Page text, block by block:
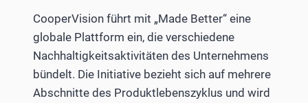
CooperVision führt mit „Made Better“ eine
globale Plattform ein, die verschiedene
Nachhaltigkeitsaktivitäten des Unternehmens
bündelt. Die Initiative bezieht sich auf mehrere
Abschnitte des Produktlebenszyklus und wird